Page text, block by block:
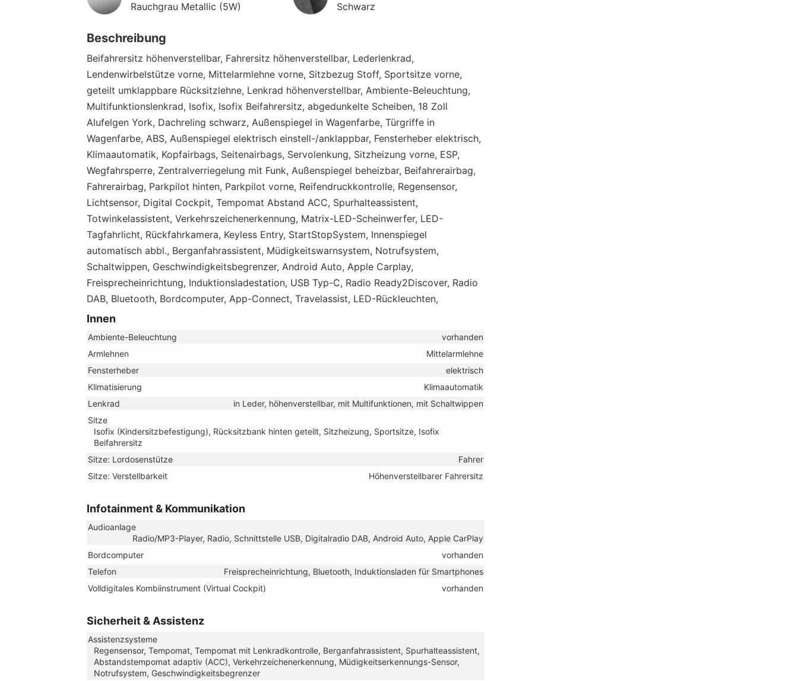
Rauchgrau Metallic (5W)
Schwarz
Beschreibung
Beifahrersitz höhenverstellbar, Fahrersitz höhenverstellbar, Lederlenkrad,
Lendenwirbelstütze vorne, Mittelarmlehne vorne, Sitzbezug Stoff, Sportsitze vorne,
geteilt umklappbare Rücksitzlehne, Lenkrad höhenverstellbar, Ambiente-Beleuchtung,
Multifunktionslenkrad, Isofix, Isofix Beifahrersitz, abgedunkelte Scheiben, 18 Zoll
Alufelgen York, Dachreling schwarz, Außenspiegel in Wagenfarbe, Türgriffe in
Wagenfarbe, ABS, Außenspiegel elektrisch einstell-/anklappbar, Fensterheber elektrisch,
Klimaautomatik, Kopfairbags, Seitenairbags, Servolenkung, Sitzheizung vorne, ESP,
Wegfahrsperre, Zentralverriegelung mit Funk, Außenspiegel beheizbar, Beifahrerairbag,
Fahrerairbag, Parkpilot hinten, Parkpilot vorne, Reifendruckkontrolle, Regensensor,
Lichtsensor, Digital Cockpit, Tempomat Abstand ACC, Spurhalteassistent,
Totwinkelassistent, Verkehrszeichenerkennung, Matrix-LED-Scheinwerfer, LED-
Tagfahrlicht, Rückfahrkamera, Keyless Entry, StartStopSystem, Innenspiegel
automatisch abbl., Berganfahrassistent, Müdigkeitswarnsystem, Notrufsystem,
Schaltwippen, Geschwindigkeitsbegrenzer, Android Auto, Apple Carplay,
Freisprecheinrichtung, Induktionsladestation, USB Typ-C, Radio Ready2Discover, Radio
DAB, Bluetooth, Bordcomputer, App-Connect, Travelassist, LED-Rückleuchten,
Innen
Ambiente-Beleuchtung
vorhanden
Armlehnen
Mittelarmlehne
Fensterheber
elektrisch
Klimatisierung
Klimaautomatik
Lenkrad
in Leder, höhenverstellbar, mit Multifunktionen, mit Schaltwippen
Sitze
Isofix (Kindersitzbefestigung), Rücksitzbank hinten geteilt, Sitzheizung, Sportsitze, Isofix
Beifahrersitz
Sitze: Lordosenstütze
Fahrer
Sitze: Verstellbarkeit
Höhenverstellbarer Fahrersitz
Infotainment & Kommunikation
Audioanlage
Radio/MP3-Player, Radio, Schnittstelle USB, Digitalradio DAB, Android Auto, Apple CarPlay
Bordcomputer
vorhanden
Telefon
Freisprecheinrichtung, Bluetooth, Induktionsladen für Smartphones
Volldigitales Kombiinstrument (Virtual Cockpit)
vorhanden
Sicherheit & Assistenz
Assistenzsysteme
Regensensor, Tempomat, Tempomat mit Lenkradkontrolle, Berganfahrassistent, Spurhalteassistent,
Abstandstempomat adaptiv (ACC), Verkehrzeichenerkennung, Müdigkeitserkennungs-Sensor,
Notrufsystem, Geschwindigkeitsbegrenzer